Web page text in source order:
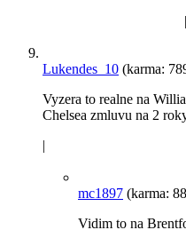
|
Lukendes_10 (karma:
Vyzera to realne na
Chelsea zmluvu na 2
|
mc1897 (karma:
Vidim to na